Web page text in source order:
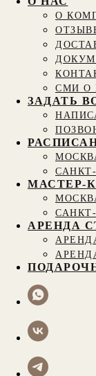
О
СМИ О
ЗАДАТЬ
МАСТЕР-
АРЕНДА